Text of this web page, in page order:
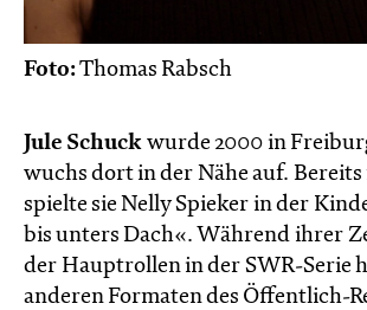
Foto:Thomas Rabsch
Jule Schuck wurde 2000 in
wuchs dort in der Nähe auf. Bereits
spielte sie Nelly Spieker in der
bis unters Dach«. Während ihrer
der Hauptrollen in der SWR-Serie
anderen Formaten des Öffentlich-